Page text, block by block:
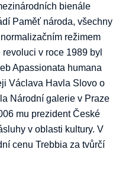
bienále
Paměť národa, všechny
režimem
v roce 1989 byl
Apassionata humana
Václava Havla Slovo o
Národní galerie v Praze
mu prezident České
v oblasti kultury. V
cenu Trebbia za tvůrčí